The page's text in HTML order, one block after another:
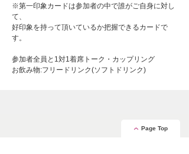
※第一印象カードは参加者の中で誰がご自身に対し
て、
好印象を持って頂いているか把握できるカードで
す。
参加者全員と1対1着席トーク・カップリング
お飲み物:フリードリンク(ソフトドリンク)
Page Top